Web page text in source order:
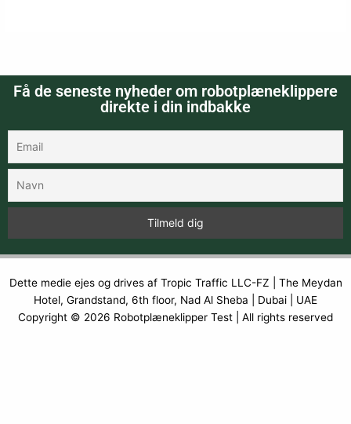
Få de seneste nyheder om robotplæneklippere
direkte i din indbakke
Dette medie ejes og drives af Tropic Traffic LLC-FZ | The Meydan
Hotel, Grandstand, 6th floor, Nad Al Sheba | Dubai | UAE
Copyright © 2026 Robotplæneklipper Test | All rights reserved